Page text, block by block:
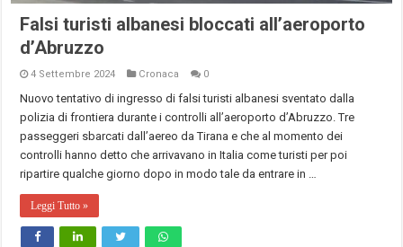
Falsi turisti albanesi bloccati all’aeroporto
d’Abruzzo
4 Settembre 2024 Cronaca 0
Nuovo tentativo di ingresso di falsi turisti albanesi sventato dalla
polizia di frontiera durante i controlli all’aeroporto d’Abruzzo. Tre
passeggeri sbarcati dall’aereo da Tirana e che al momento dei
controlli hanno detto che arrivavano in Italia come turisti per poi
ripartire qualche giorno dopo in modo tale da entrare in …
Leggi Tutto »